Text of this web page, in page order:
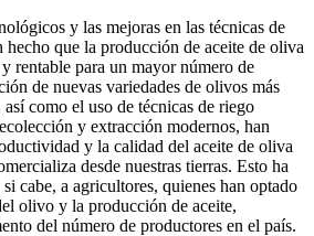
y las mejoras en las técnicas de
que la producción de aceite de oliva
rentable para un mayor número de
de nuevas variedades de olivos más
como el uso de técnicas de riego
y extracción modernos, han
y la calidad del aceite de oliva
desde nuestras tierras. Esto ha
cabe, a agricultores, quienes han optado
olivo y la producción de aceite,
del número de productores en el país.